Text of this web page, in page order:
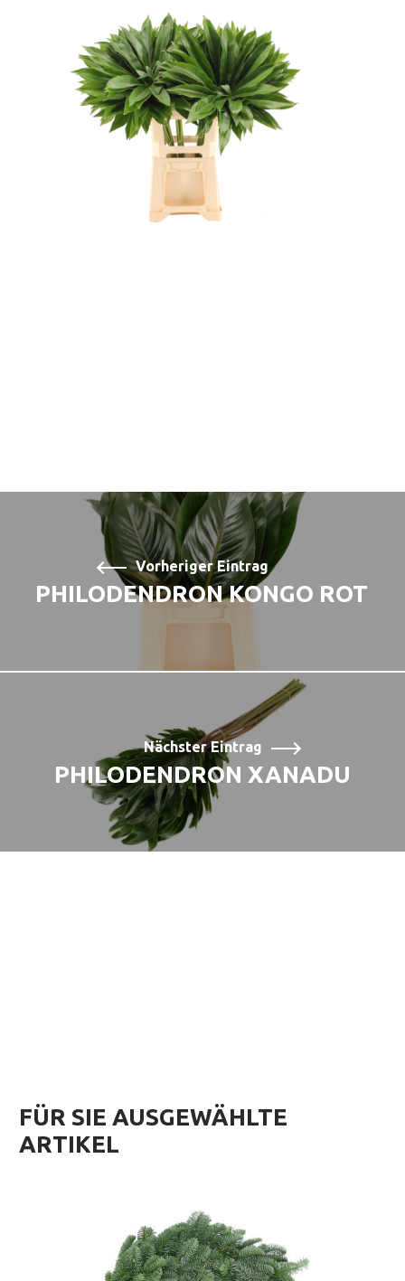
Vorheriger Eintrag
PHILODENDRON KONGO ROT
Nächster Eintrag
PHILODENDRON XANADU
FÜR SIE AUSGEWÄHLTE
ARTIKEL